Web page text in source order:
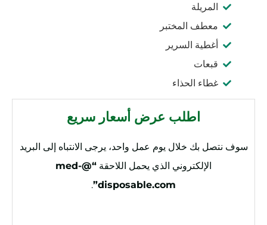
المريلة
معطف المختبر
أغطية السرير
قبعات
غطاء الحذاء
اطلب عرض أسعار سريع
سوف نتصل بك خلال يوم عمل واحد، يرجى الانتباه إلى البريد
الإلكتروني الذي يحمل اللاحقة
“@med-
disposable.com”
.